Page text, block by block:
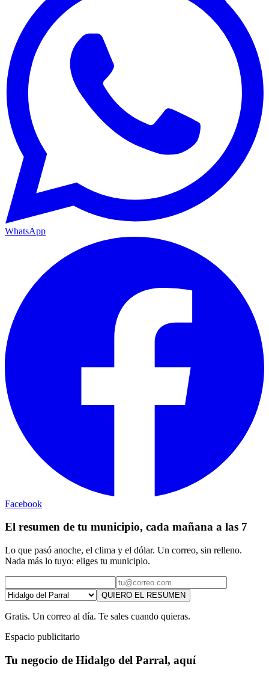
WhatsApp
Facebook
El resumen de tu municipio, cada mañana a las 7
Lo que pasó anoche, el clima y el dólar. Un correo, sin relleno.
Nada más lo tuyo: eliges tu municipio.
QUIERO EL RESUMEN
Gratis. Un correo al día. Te sales cuando quieras.
Espacio publicitario
Tu negocio de Hidalgo del Parral, aquí